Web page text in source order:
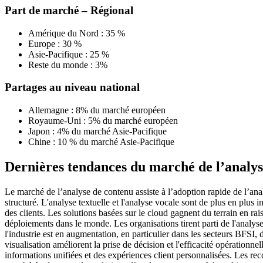
Part de marché – Régional
Amérique du Nord : 35 %
Europe : 30 %
Asie-Pacifique : 25 %
Reste du monde : 3%
Partages au niveau national
Allemagne : 8% du marché européen
Royaume-Uni : 5% du marché européen
Japon : 4% du marché Asie-Pacifique
Chine : 10 % du marché Asie-Pacifique
Dernières tendances du marché de
Le marché de l’analyse de contenu assiste à l’adoption rapide de
structuré. L'analyse textuelle et l'analyse vocale sont de plus en plus
des clients. Les solutions basées sur le cloud gagnent du terrain en
déploiements dans le monde. Les organisations tirent parti de
l'industrie est en augmentation, en particulier dans les secteurs
visualisation améliorent la prise de décision et l'efficacité
informations unifiées et des expériences client personnalisées. Les